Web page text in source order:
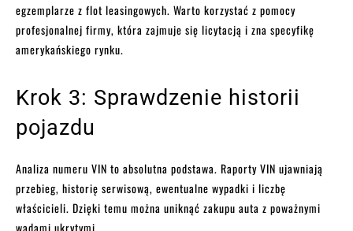
egzemplarze z flot leasingowych. Warto korzystać z pomocy
profesjonalnej firmy, która zajmuje się licytacją i zna specyfikę
amerykańskiego rynku.
Krok 3: Sprawdzenie historii
pojazdu
Analiza numeru VIN to absolutna podstawa. Raporty VIN ujawniają
przebieg, historię serwisową, ewentualne wypadki i liczbę
właścicieli. Dzięki temu można uniknąć zakupu auta z poważnymi
wadami ukrytymi.